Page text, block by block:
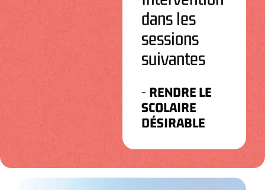
dans les
sessions
suivantes
- RENDRE LE
SCOLAIRE
DÉSIRABLE